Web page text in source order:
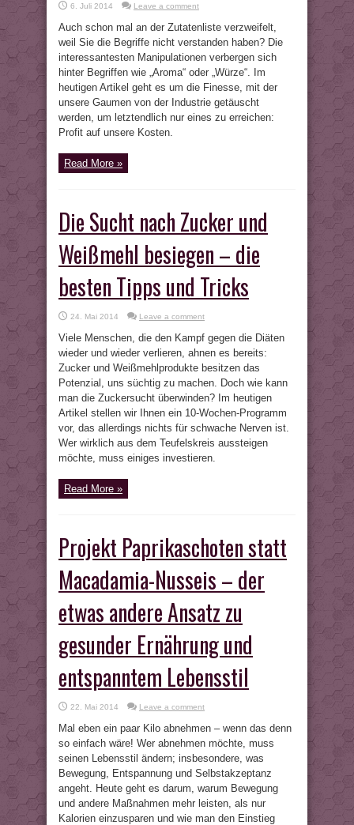
6. Juli 2014 Leave a comment
Auch schon mal an der Zutatenliste verzweifelt,
weil Sie die Begriffe nicht verstanden haben? Die
interessantesten Manipulationen verbergen sich
hinter Begriffen wie „Aroma“ oder „Würze“. Im
heutigen Artikel geht es um die Finesse, mit der
unsere Gaumen von der Industrie getäuscht
werden, um letztendlich nur eines zu erreichen:
Profit auf unsere Kosten.
Read More »
Die Sucht nach Zucker und
Weißmehl besiegen – die
besten Tipps und Tricks
24. Mai 2014 Leave a comment
Viele Menschen, die den Kampf gegen die Diäten
wieder und wieder verlieren, ahnen es bereits:
Zucker und Weißmehlprodukte besitzen das
Potenzial, uns süchtig zu machen. Doch wie kann
man die Zuckersucht überwinden? Im heutigen
Artikel stellen wir Ihnen ein 10-Wochen-Programm
vor, das allerdings nichts für schwache Nerven ist.
Wer wirklich aus dem Teufelskreis aussteigen
möchte, muss einiges investieren.
Read More »
Projekt Paprikaschoten statt
Macadamia-Nusseis – der
etwas andere Ansatz zu
gesunder Ernährung und
entspanntem Lebensstil
22. Mai 2014 Leave a comment
Mal eben ein paar Kilo abnehmen – wenn das denn
so einfach wäre! Wer abnehmen möchte, muss
seinen Lebensstil ändern; insbesondere, was
Bewegung, Entspannung und Selbstakzeptanz
angeht. Heute geht es darum, warum Bewegung
und andere Maßnahmen mehr leisten, als nur
Kalorien einzusparen und wie man den Einstieg